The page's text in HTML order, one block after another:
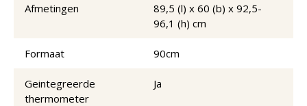
Afmetingen
89,5 (l) x 60 (b) x 92,5-
96,1 (h) cm
Formaat 90cm
Geintegreerde
thermometer
Ja